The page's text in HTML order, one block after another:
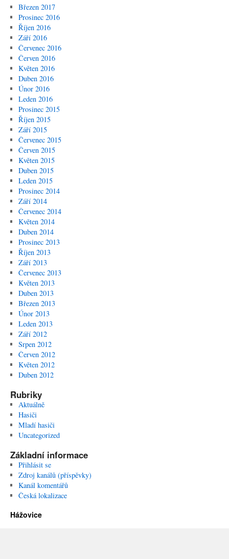
Březen 2017
Prosinec 2016
Říjen 2016
Září 2016
Červenec 2016
Červen 2016
Květen 2016
Duben 2016
Únor 2016
Leden 2016
Prosinec 2015
Říjen 2015
Září 2015
Červenec 2015
Červen 2015
Květen 2015
Duben 2015
Leden 2015
Prosinec 2014
Září 2014
Červenec 2014
Květen 2014
Duben 2014
Prosinec 2013
Říjen 2013
Září 2013
Červenec 2013
Květen 2013
Duben 2013
Březen 2013
Únor 2013
Leden 2013
Září 2012
Srpen 2012
Červen 2012
Květen 2012
Duben 2012
Rubriky
Aktuálně
Hasiči
Mladí hasiči
Uncategorized
Základní informace
Přihlásit se
Zdroj kanálů (příspěvky)
Kanál komentářů
Česká lokalizace
Hážovice